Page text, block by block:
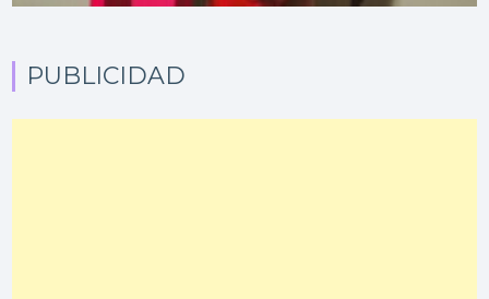
PUBLICIDAD